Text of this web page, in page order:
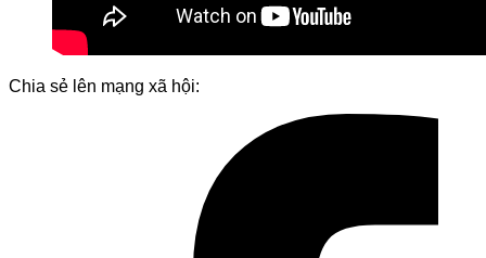
Chia sẻ lên mạng xã hội: